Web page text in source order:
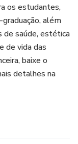
os estudantes,
além
de saúde, estética
de vida das
baixe o
detalhes na